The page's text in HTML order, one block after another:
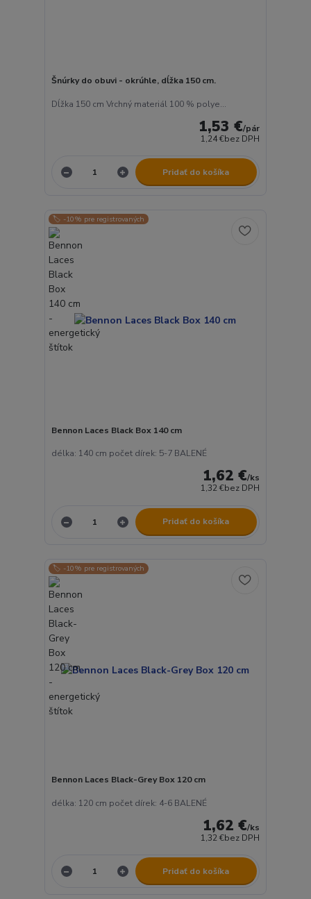
Šnúrky do obuvi - okrúhle, dĺžka 150 cm.
Dĺžka 150 cm Vrchný materiál 100 % polye...
1,53 €/pár
1,24 €bez DPH
Pridať do košíka
🏷️ -10% pre registrovaných
Bennon Laces Black Box 140 cm
délka: 140 cm počet dírek: 5-7 BALENÉ
1,62 €/ks
1,32 €bez DPH
Pridať do košíka
🏷️ -10% pre registrovaných
Bennon Laces Black-Grey Box 120 cm
délka: 120 cm počet dírek: 4-6 BALENÉ
1,62 €/ks
1,32 €bez DPH
Pridať do košíka